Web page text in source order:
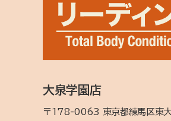
大泉学園店
〒178-0063 東京都練馬区東